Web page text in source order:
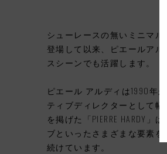
シューレースの無いミニマ
登場して以来、ピエールア
スシーンでも活躍します。
ピエール アルディは1990年
ティブディレクターとして
を掲げた「PIERRE HARDY
ブといったさまざまな要素
続けています。